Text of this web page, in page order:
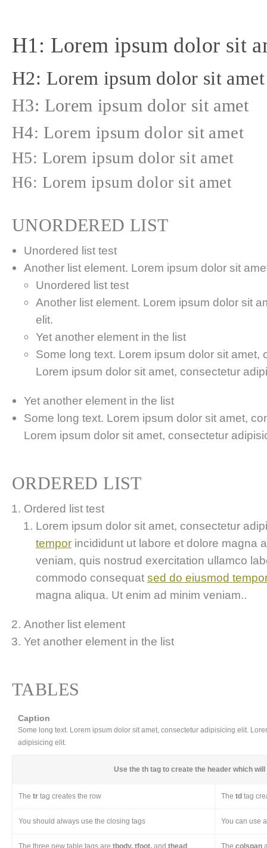
H1: Lorem ipsum dolor sit
H2: Lorem ipsum dolor sit amet
H3: Lorem ipsum dolor sit amet
H4: Lorem ipsum dolor sit amet
H5: Lorem ipsum dolor sit amet
H6: Lorem ipsum dolor sit amet
UNORDERED LIST
Unordered list test
Another list element. Lorem ipsum dolor sit
Unordered list test
Another list element. Lorem ipsum dolor sit
elit.
Yet another element in the list
Some long text. Lorem ipsum dolor sit amet,
Lorem ipsum dolor sit amet, consectetur
Yet another element in the list
Some long text. Lorem ipsum dolor sit amet,
Lorem ipsum dolor sit amet, consectetur
ORDERED LIST
Ordered list test
Lorem ipsum dolor sit amet, consectetur
tempor incididunt ut labore et dolore magna
veniam, quis nostrud exercitation ullamco
commodo consequat sed do eiusmod
magna aliqua. Ut enim ad minim veniam..
Another list element
Yet another element in the list
TABLES
Caption
Some long text. Lorem ipsum dolor sit amet, consectetur adipisicing elit.
adipisicing elit.
Use the th tag to create the header which
The tr tag creates the row The td tag
You should always use the closing tags You can use
The three new table tags are tbody, tfoot, and thead The colspan